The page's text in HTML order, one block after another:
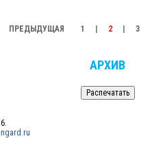
ПРЕДЫДУЩАЯ 1 2 3
АРХИВ